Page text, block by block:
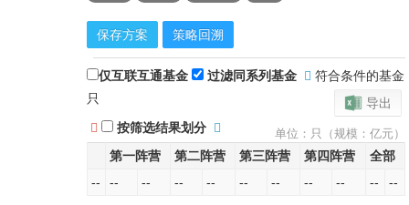
保存方案 策略回溯
仅互联互通基金 过滤同系列基金
符合条件的基金
只
导出
按筛选结果划分
单位：只（规模：亿元）
第一阵营 第二阵营 第三阵营 第四阵营
全部
--
-- -- -- -- -- -- -- -- -- --